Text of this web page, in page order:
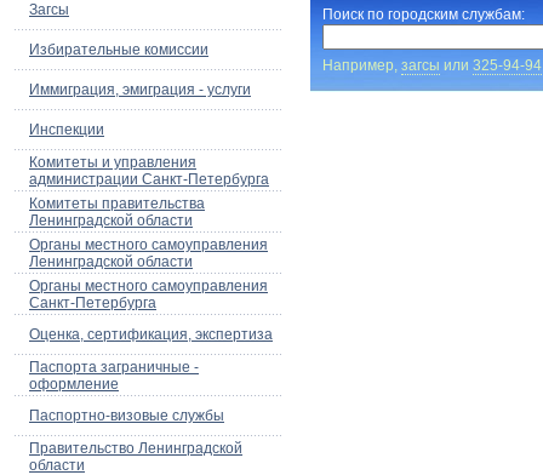
Загсы
Избирательные комиссии
Иммиграция, эмиграция - услуги
Инспекции
Комитеты и управления
администрации Санкт-Петербурга
Комитеты правительства
Ленинградской области
Органы местного самоуправления
Ленинградской области
Органы местного самоуправления
Санкт-Петербурга
Оценка, сертификация, экспертиза
Паспорта заграничные -
оформление
Паспортно-визовые службы
Правительство Ленинградской
области
Поиск по городским службам:
Например, загсы или 325-94-94